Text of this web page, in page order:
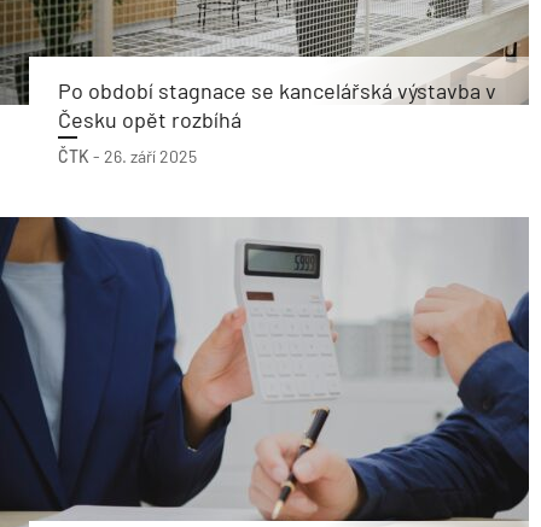
Po období stagnace se kancelářská výstavba v
Česku opět rozbíhá
ČTK - 26. září 2025